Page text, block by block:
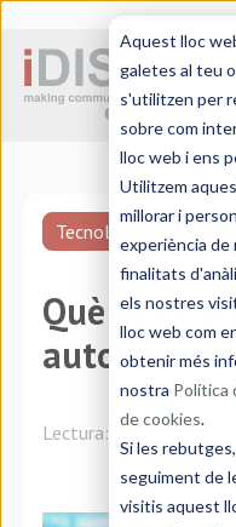
Aquest lloc
galetes al teu
s'utilitzen per
sobre com
lloc web i ens
Utilitzem
millorar i
experiència de
finalitats
els nostres
lloc web com
obtenir més
nostra Política
de cookies.
Si les
seguiment de
visitis aquest
Tecnologies de
Què és la
automàtica
Lectura: 8 minutos